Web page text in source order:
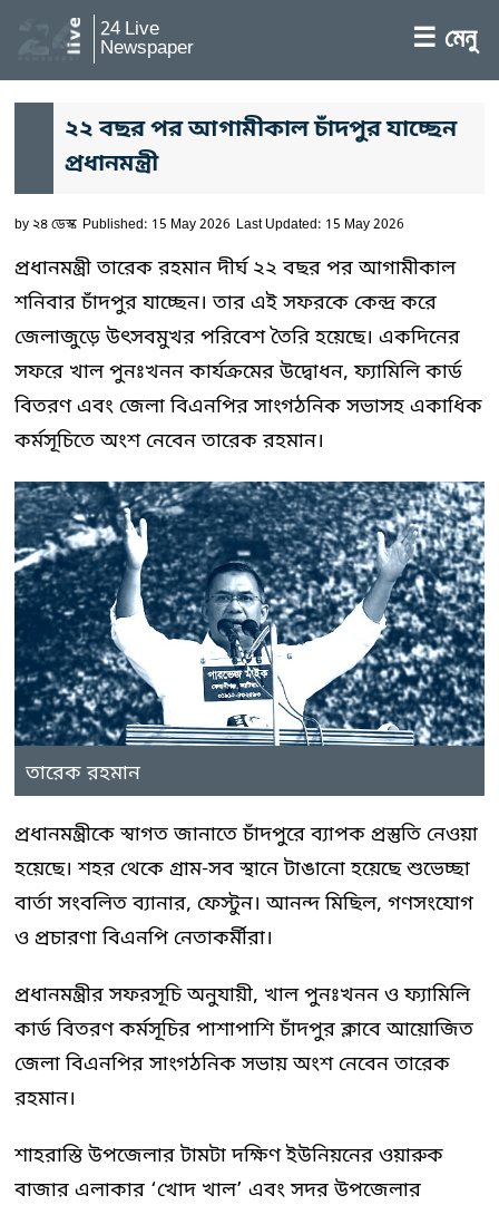
24 Live
Newspaper ☰ মেনু
২২ বছর পর আগামীকাল চাঁদপুর যাচ্ছেন
প্রধানমন্ত্রী
by২৪ ডেস্ক Published: 15 May 2026 Last Updated: 15 May 2026
প্রধানমন্ত্রী তারেক রহমান দীর্ঘ ২২ বছর পর আগামীকাল
শনিবার চাঁদপুর যাচ্ছেন। তার এই সফরকে কেন্দ্র করে
জেলাজুড়ে উৎসবমুখর পরিবেশ তৈরি হয়েছে। একদিনের
সফরে খাল পুনঃখনন কার্যক্রমের উদ্বোধন, ফ্যামিলি কার্ড
বিতরণ এবং জেলা বিএনপির সাংগঠনিক সভাসহ একাধিক
কর্মসূচিতে অংশ নেবেন তারেক রহমান।
তারেক রহমান
প্রধানমন্ত্রীকে স্বাগত জানাতে চাঁদপুরে ব্যাপক প্রস্তুতি নেওয়া
হয়েছে। শহর থেকে গ্রাম-সব স্থানে টাঙানো হয়েছে শুভেচ্ছা
বার্তা সংবলিত ব্যানার, ফেস্টুন। আনন্দ মিছিল, গণসংযোগ
ও প্রচারণা বিএনপি নেতাকর্মীরা।
প্রধানমন্ত্রীর সফরসূচি অনুযায়ী, খাল পুনঃখনন ও ফ্যামিলি
কার্ড বিতরণ কর্মসূচির পাশাপাশি চাঁদপুর ক্লাবে আয়োজিত
জেলা বিএনপির সাংগঠনিক সভায় অংশ নেবেন তারেক
রহমান।
শাহরাস্তি উপজেলার টামটা দক্ষিণ ইউনিয়নের ওয়ারুক
বাজার এলাকার ‘খোদ খাল’ এবং সদর উপজেলার